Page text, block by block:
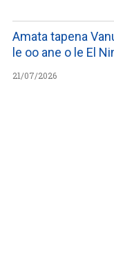
Amata tapena
le oo ane o le El
21/07/2026